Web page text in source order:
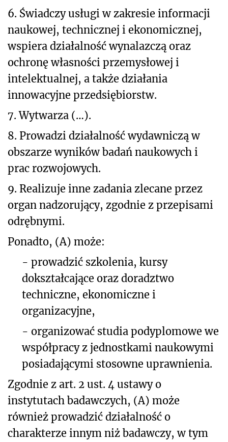
6. Świadczy usługi w zakresie informacji
naukowej, technicznej i ekonomicznej,
wspiera działalność wynalazczą oraz
ochronę własności przemysłowej i
intelektualnej, a także działania
innowacyjne przedsiębiorstw.
7. Wytwarza (…).
8. Prowadzi działalność wydawniczą w
obszarze wyników badań naukowych i
prac rozwojowych.
9. Realizuje inne zadania zlecane przez
organ nadzorujący, zgodnie z przepisami
odrębnymi.
Ponadto, (A) może:
- prowadzić szkolenia, kursy
dokształcające oraz doradztwo
techniczne, ekonomiczne i
organizacyjne,
- organizować studia podyplomowe we
współpracy z jednostkami naukowymi
posiadającymi stosowne uprawnienia.
Zgodnie z art. 2 ust. 4 ustawy o
instytutach badawczych, (A) może
również prowadzić działalność o
charakterze innym niż badawczy, w tym